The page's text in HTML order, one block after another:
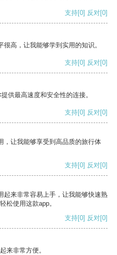
支持[0] 反对[0]
高，让我能够学到实用的知识。
支持[0] 反对[0]
供最高速度和安全性的连接。
支持[0] 反对[0]
，让我能够享受到高品质的旅行体
支持[0] 反对[0]
起来非常容易上手，让我能够快速熟
松使用这款app。
支持[0] 反对[0]
来非常方便。